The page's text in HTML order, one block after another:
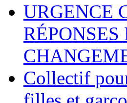
URGENCE
Collectif